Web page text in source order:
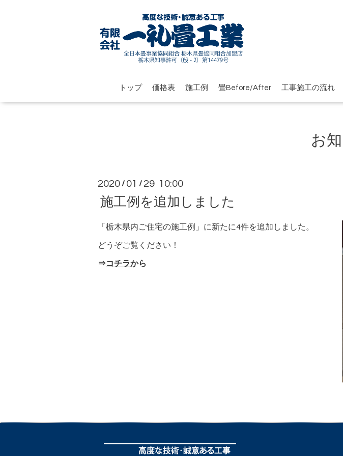
トップ 価格表 施工例 畳Before/After 工事施工の流れ
お
2020 / 01 / 29 10:00
施工例を追加しました
「栃木県内ご住宅の施工例」に新たに4件を追加しました。
どうぞご覧ください！
⇒コチラから